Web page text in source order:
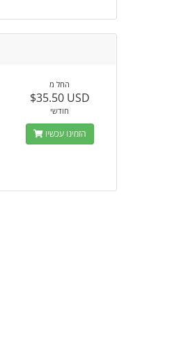
החל מ
$35.50 USD
חודשי
הזמינו עכשיו